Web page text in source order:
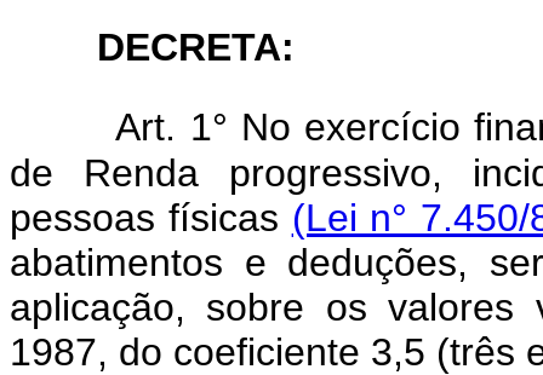
DECRETA:
Art. 1° No exercício
de Renda progressivo,
pessoas físicas (Lei n°
abatimentos e deduções,
aplicação, sobre os valores
1987, do coeficiente 3,5